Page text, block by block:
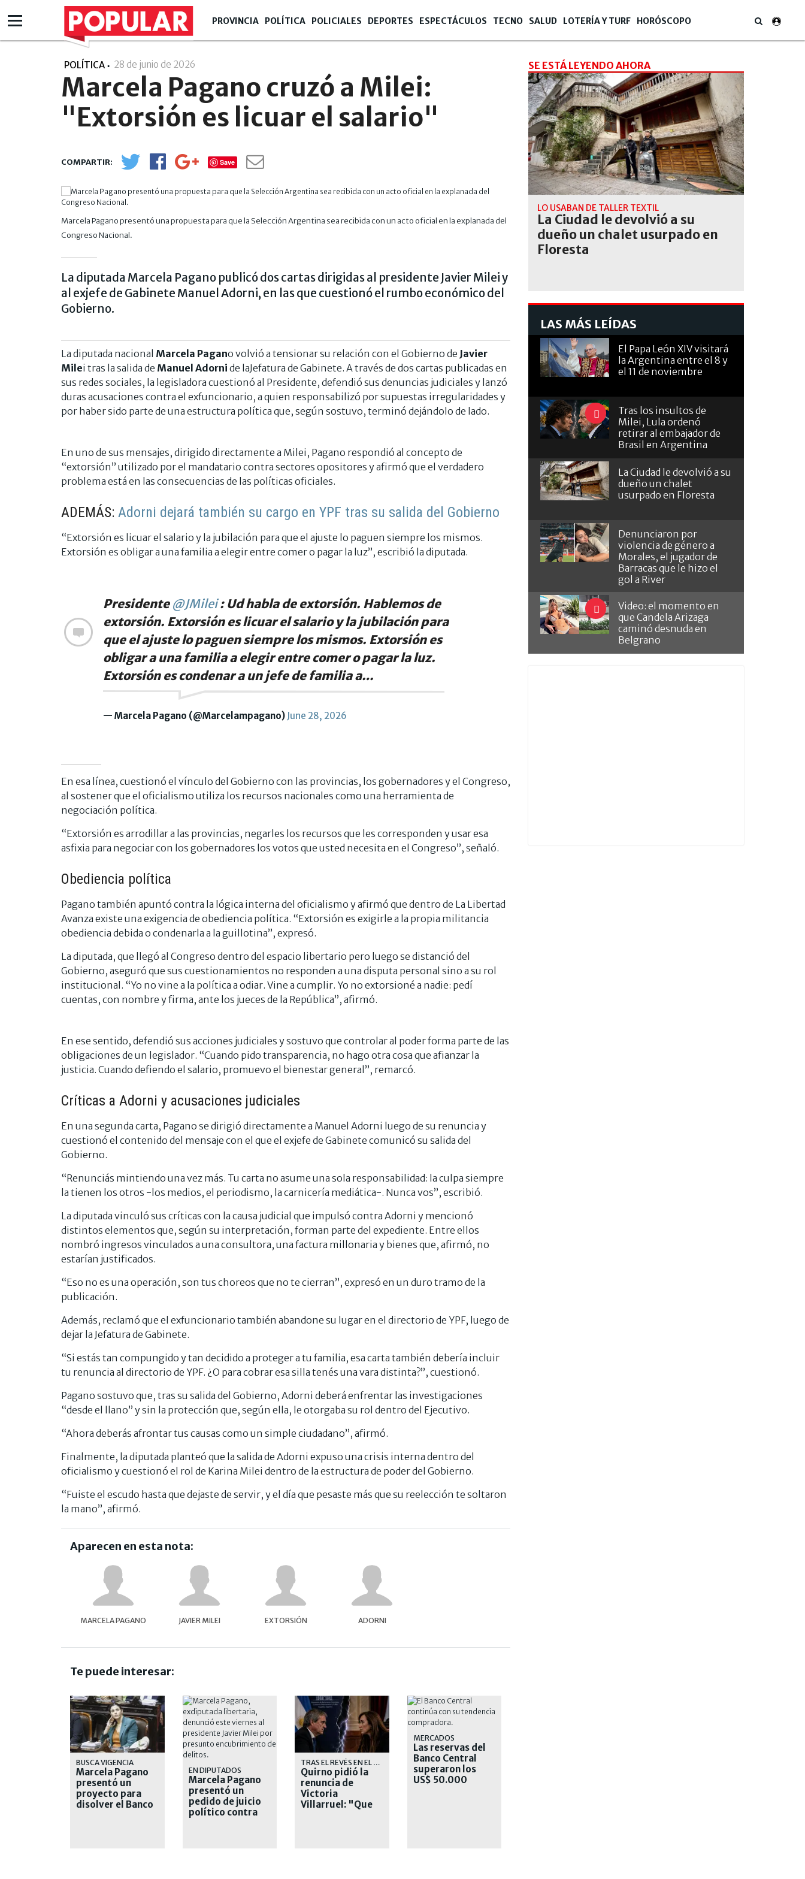
PROVINCIA POLÍTICA POLICIALES DEPORTES ESPECTÁCULOS TECNO SALUD LOTERÍA Y TURF HORÓSCOPO
POLÍTICA 28 de junio de 2026
Marcela Pagano cruzó a Milei:
"Extorsión es licuar el salario"
Save
Marcela Pagano presentó una propuesta para que la Selección Argentina sea recibida con un acto oficial en la explanada del
Congreso Nacional.
La diputada Marcela Pagano publicó dos cartas dirigidas al presidente Javier Milei y
al exjefe de Gabinete Manuel Adorni, en las que cuestionó el rumbo económico del
Gobierno.
La diputada nacional Marcela Pagano volvió a tensionar su relación con el Gobierno de Javier
Milei tras la salida de Manuel Adorni de laJefatura de Gabinete. A través de dos cartas publicadas en
sus redes sociales, la legisladora cuestionó al Presidente, defendió sus denuncias judiciales y lanzó
duras acusaciones contra el exfuncionario, a quien responsabilizó por supuestas irregularidades y
por haber sido parte de una estructura política que, según sostuvo, terminó dejándolo de lado.
En uno de sus mensajes, dirigido directamente a Milei, Pagano respondió al concepto de
“extorsión” utilizado por el mandatario contra sectores opositores y afirmó que el verdadero
problema está en las consecuencias de las políticas oficiales.
ADEMÁS: Adorni dejará también su cargo en YPF tras su salida del Gobierno
“Extorsión es licuar el salario y la jubilación para que el ajuste lo paguen siempre los mismos.
Extorsión es obligar a una familia a elegir entre comer o pagar la luz”, escribió la diputada.
Presidente @JMilei: Ud habla de extorsión. Hablemos de
extorsión. Extorsión es licuar el salario y la jubilación para
que el ajuste lo paguen siempre los mismos. Extorsión es
obligar a una familia a elegir entre comer o pagar la luz.
Extorsión es condenar a un jefe de familia a…
— Marcela Pagano (@Marcelampagano) June 28, 2026
En esa línea, cuestionó el vínculo del Gobierno con las provincias, los gobernadores y el Congreso,
al sostener que el oficialismo utiliza los recursos nacionales como una herramienta de
negociación política.
“Extorsión es arrodillar a las provincias, negarles los recursos que les corresponden y usar esa
asfixia para negociar con los gobernadores los votos que usted necesita en el Congreso”, señaló.
Obediencia política
Pagano también apuntó contra la lógica interna del oficialismo y afirmó que dentro de La Libertad
Avanza existe una exigencia de obediencia política. “Extorsión es exigirle a la propia militancia
obediencia debida o condenarla a la guillotina”, expresó.
La diputada, que llegó al Congreso dentro del espacio libertario pero luego se distanció del
Gobierno, aseguró que sus cuestionamientos no responden a una disputa personal sino a su rol
institucional. “Yo no vine a la política a odiar. Vine a cumplir. Yo no extorsioné a nadie: pedí
cuentas, con nombre y firma, ante los jueces de la República”, afirmó.
En ese sentido, defendió sus acciones judiciales y sostuvo que controlar al poder forma parte de las
obligaciones de un legislador. “Cuando pido transparencia, no hago otra cosa que afianzar la
justicia. Cuando defiendo el salario, promuevo el bienestar general”, remarcó.
Críticas a Adorni y acusaciones judiciales
En una segunda carta, Pagano se dirigió directamente a Manuel Adorni luego de su renuncia y
cuestionó el contenido del mensaje con el que el exjefe de Gabinete comunicó su salida del
Gobierno.
“Renunciás mintiendo una vez más. Tu carta no asume una sola responsabilidad: la culpa siempre
la tienen los otros -los medios, el periodismo, la carnicería mediática-. Nunca vos”, escribió.
La diputada vinculó sus críticas con la causa judicial que impulsó contra Adorni y mencionó
distintos elementos que, según su interpretación, forman parte del expediente. Entre ellos
nombró ingresos vinculados a una consultora, una factura millonaria y bienes que, afirmó, no
estarían justificados.
“Eso no es una operación, son tus choreos que no te cierran”, expresó en un duro tramo de la
publicación.
Además, reclamó que el exfuncionario también abandone su lugar en el directorio de YPF, luego de
dejar la Jefatura de Gabinete.
“Si estás tan compungido y tan decidido a proteger a tu familia, esa carta también debería incluir
tu renuncia al directorio de YPF. ¿O para cobrar esa silla tenés una vara distinta?”, cuestionó.
Pagano sostuvo que, tras su salida del Gobierno, Adorni deberá enfrentar las investigaciones
“desde el llano” y sin la protección que, según ella, le otorgaba su rol dentro del Ejecutivo.
“Ahora deberás afrontar tus causas como un simple ciudadano”, afirmó.
Finalmente, la diputada planteó que la salida de Adorni expuso una crisis interna dentro del
oficialismo y cuestionó el rol de Karina Milei dentro de la estructura de poder del Gobierno.
“Fuiste el escudo hasta que dejaste de servir, y el día que pesaste más que su reelección te soltaron
la mano”, afirmó.
Aparecen en esta nota:
MARCELA PAGANO JAVIER MILEI EXTORSIÓN ADORNI
Te puede interesar:
BUSCA VIGENCIA
Marcela Pagano
presentó un
proyecto para
disolver el Banco
EN DIPUTADOS
Marcela Pagano
presentó un
pedido de juicio
político contra
TRAS EL REVÉS EN EL SENADO
Quirno pidió la
renuncia de
Victoria
Villarruel: "Que
MERCADOS
Las reservas del
Banco Central
superaron los
US$ 50.000
SE ESTÁ LEYENDO AHORA
LO USABAN DE TALLER TEXTIL
La Ciudad le devolvió a su
dueño un chalet usurpado en
Floresta
LAS MÁS LEÍDAS
El Papa León XIV visitará
la Argentina entre el 8 y
el 11 de noviembre
Tras los insultos de
Milei, Lula ordenó
retirar al embajador de
Brasil en Argentina
La Ciudad le devolvió a su
dueño un chalet
usurpado en Floresta
Denunciaron por
violencia de género a
Morales, el jugador de
Barracas que le hizo el
gol a River
Video: el momento en
que Candela Arizaga
caminó desnuda en
Belgrano